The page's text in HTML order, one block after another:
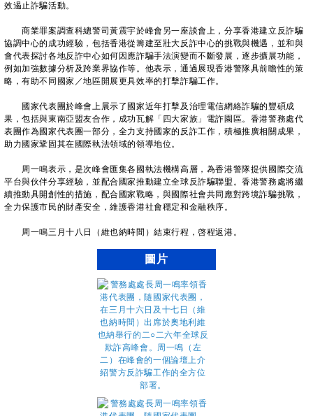
效遏止詐騙活動。
商業罪案調查科總警司黃震宇於峰會另一座談會上，分享香港建立反詐騙
協調中心的成功經驗，包括香港從籌建至壯大反詐中心的挑戰與機遇，並和與
會代表探討各地反詐中心如何因應詐騙手法演變而不斷發展，逐步擴展功能，
例如加強數據分析及跨業界協作等。他表示，通過展現香港警隊具前瞻性的策
略，有助不同國家／地區開展更具效率的打擊詐騙工作。
國家代表團於峰會上展示了國家近年打擊及治理電信網絡詐騙的豐碩成
果，包括與東南亞盟友合作，成功瓦解「四大家族」電詐園區。香港警務處代
表團作為國家代表團一部分，全力支持國家的反詐工作，積極推廣相關成果，
助力國家鞏固其在國際執法領域的領導地位。
周一鳴表示，是次峰會匯集各國執法機構高層，為香港警隊提供國際交流
平台與伙伴分享經驗，並配合國家推動建立全球反詐騙聯盟。香港警務處將繼
續推動具開創性的措施，配合國家戰略，與國際社會共同應對跨境詐騙挑戰，
全力保護市民的財產安全，維護香港社會穩定和金融秩序。
周一鳴三月十八日（維也納時間）結束行程，啓程返港。
圖片